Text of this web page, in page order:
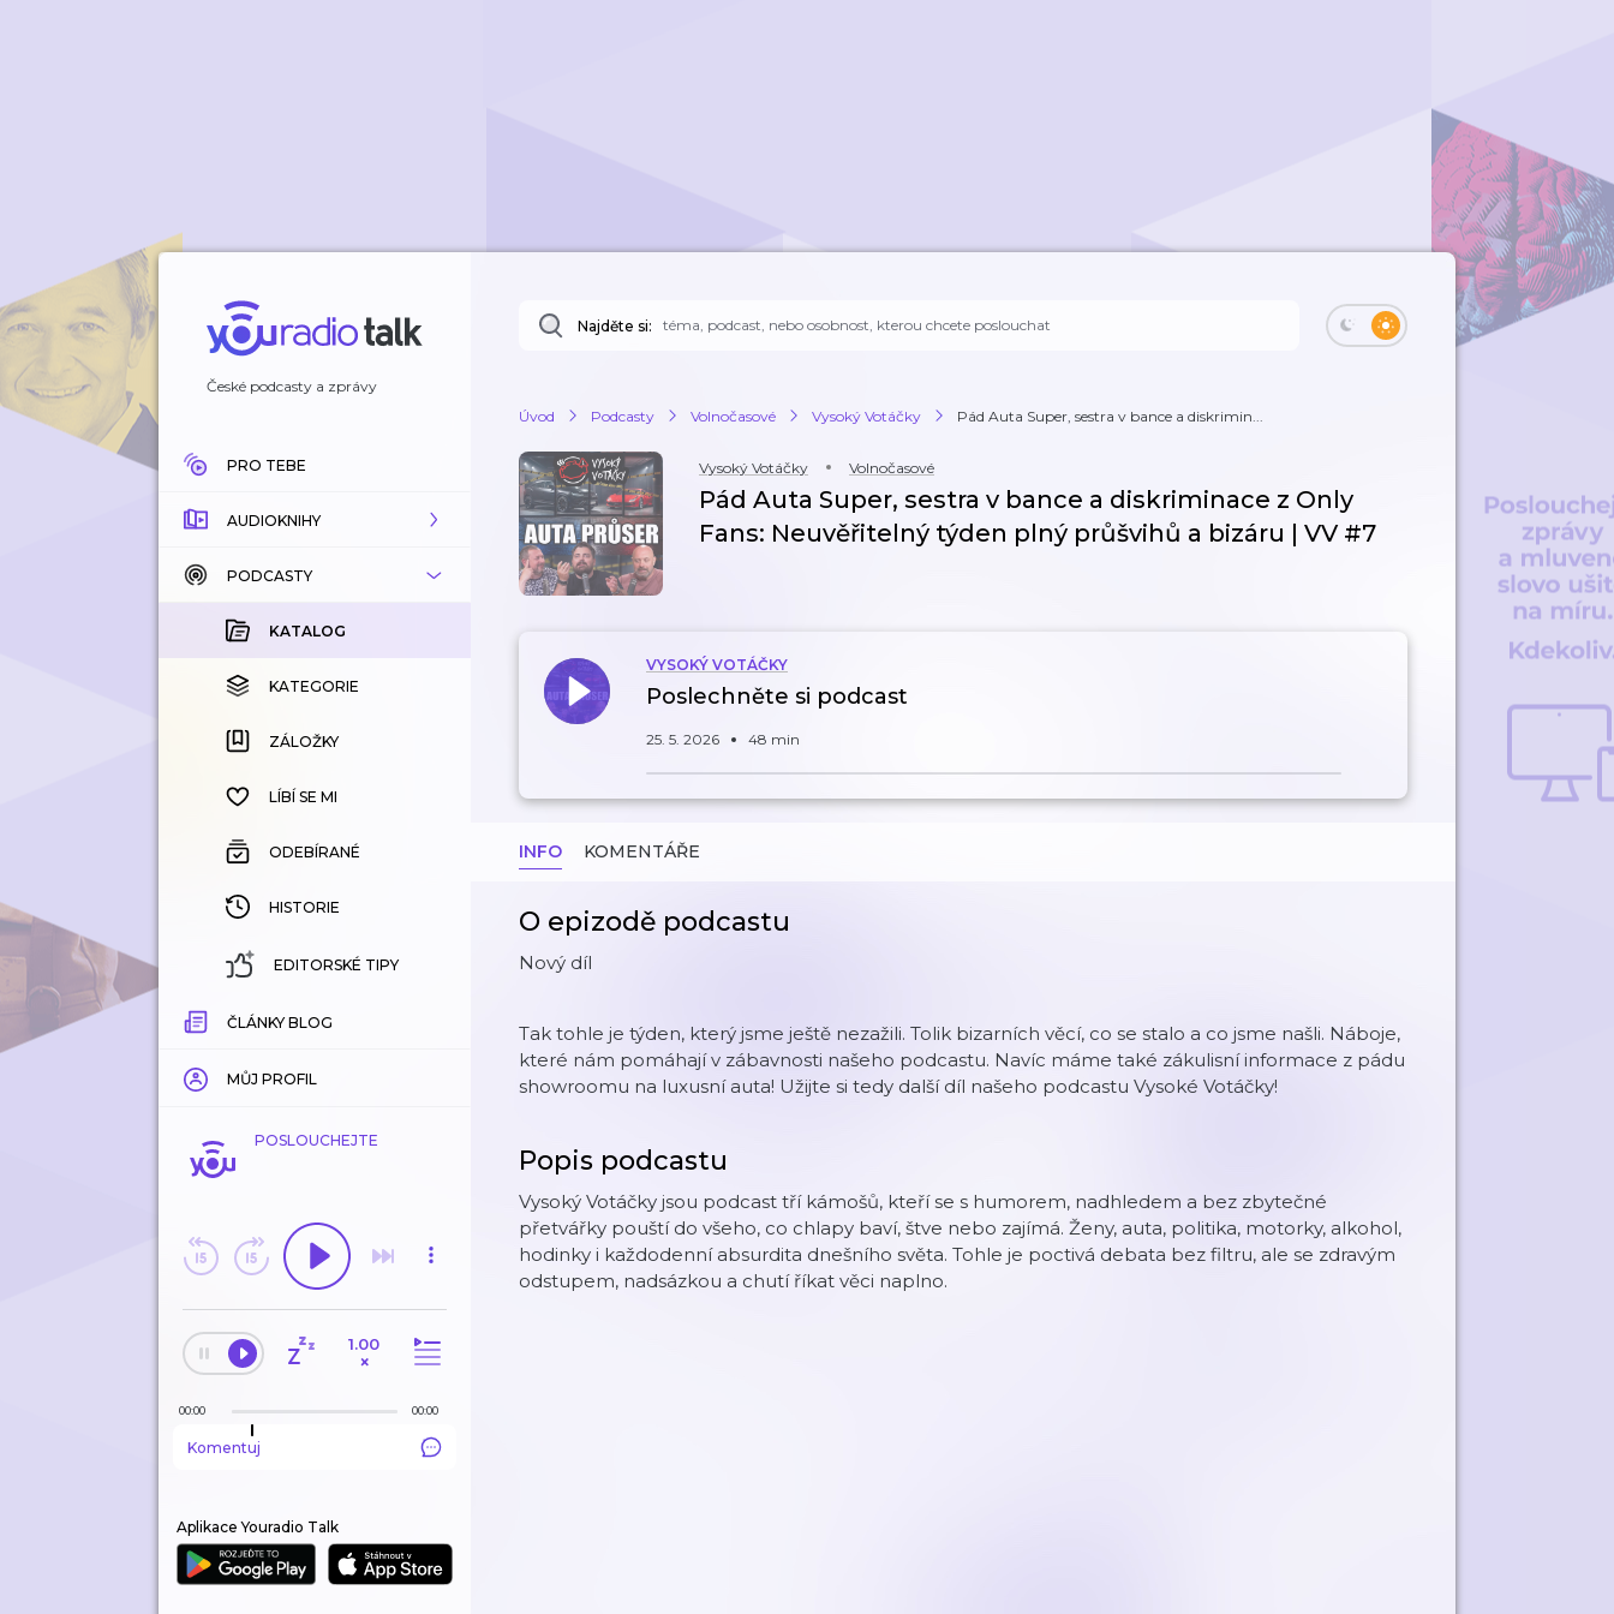
České podcasty a zprávy
PRO TEBE
AUDIOKNIHY
KATALOG
KOUPENÉ
KATEGORIE
ZÁLOŽKY
HISTORIE
PODCASTY
KATALOG
KATEGORIE
ZÁLOŽKY
LÍBÍ SE MI
ODEBÍRANÉ
HISTORIE
EDITORSKÉ TIPY
ČLÁNKY BLOG
MŮJ PROFIL
POSLOUCHEJTE
1.00
×
00:00 00:00
Komentuj
Aplikace Youradio Talk
Najděte si:
Úvod Podcasty Volnočasové Vysoký Votáčky Pád Auta Super, sestra v bance a diskrimin...
Vysoký Votáčky Volnočasové
Pád Auta Super, sestra v bance a diskriminace z Only
Fans: Neuvěřitelný týden plný průšvihů a bizáru | VV #7
VYSOKÝ VOTÁČKY
Poslechněte si podcast
25. 5. 2026 48 min
INFO KOMENTÁŘE
O epizodě podcastu
Nový díl
Tak tohle je týden, který jsme ještě nezažili. Tolik bizarních věcí, co se stalo a co jsme našli. Náboje,
které nám pomáhají v zábavnosti našeho podcastu. Navíc máme také zákulisní informace z pádu
showroomu na luxusní auta! Užijte si tedy další díl našeho podcastu Vysoké Votáčky!
Popis podcastu
Vysoký Votáčky jsou podcast tří kámošů, kteří se s humorem, nadhledem a bez zbytečné
přetvářky pouští do všeho, co chlapy baví, štve nebo zajímá. Ženy, auta, politika, motorky, alkohol,
hodinky i každodenní absurdita dnešního světa. Tohle je poctivá debata bez filtru, ale se zdravým
odstupem, nadsázkou a chutí říkat věci naplno.